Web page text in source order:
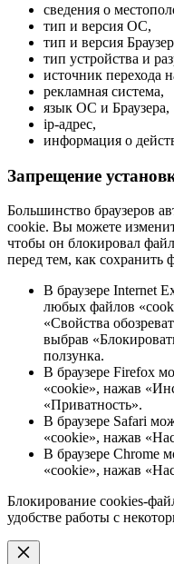
сведения о
тип и версия ОС,
тип и версия
тип устройства и
источник перехода
рекламная система,
язык ОС и Браузера,
ip-адрес,
информация о
Запрещение
Большинство браузеров
cookie. Вы можете
чтобы он блокировал
перед тем, как сохранить
В браузере Internet
любых файлов
«Свойства
выбрав
ползунка.
В браузере Firefox
«cookie», нажав
«Приватность».
В браузере Safari
«cookie», нажав
В браузере Chrome
«cookie», нажав
Блокирование cookies-
удобстве работы с